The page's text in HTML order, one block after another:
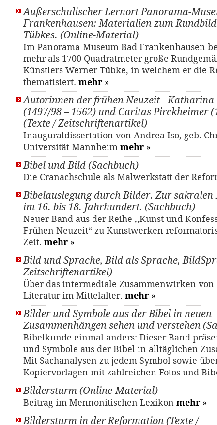
Außerschulischer Lernort Panorama-
Frankenhausen: Materialien zum
Tübkes. (Online-Material)
Im Panorama-Museum Bad Frankenhausen
mehr als 1700 Quadratmeter große
Künstlers Werner Tübke, in welchem er die
thematisiert. mehr »
Autorinnen der frühen Neuzeit - Katharina
(1497/98 – 1562) und Caritas Pirckheimer
(Texte / Zeitschriftenartikel)
Inauguraldissertation von Andrea Iso, geb.
Universität Mannheim mehr »
Bibel und Bild (Sachbuch)
Die Cranachschule als Malwerkstatt der
Bibelauslegung durch Bilder. Zur
im 16. bis 18. Jahrhundert. (Sachbuch)
Neuer Band aus der Reihe ,,Kunst und
Frühen Neuzeit“ zu Kunstwerken
Zeit. mehr »
Bild und Sprache, Bild als Sprache,
Zeitschriftenartikel)
Über das intermediale Zusammenwirken von
Literatur im Mittelalter. mehr »
Bilder und Symbole aus der Bibel in neuen
Zusammenhängen sehen und verstehen
Bibelkunde einmal anders: Dieser Band
und Symbole aus der Bibel in alltäglichen
Mit Sachanalysen zu jedem Symbol sowie
Kopiervorlagen mit zahlreichen Fotos und
Bildersturm (Online-Material)
Beitrag im Mennonitischen Lexikon mehr »
Bildersturm in der Reformation (Texte /